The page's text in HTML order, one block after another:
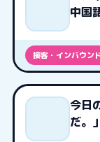
中国
接客・インバウン
今日
だ。」